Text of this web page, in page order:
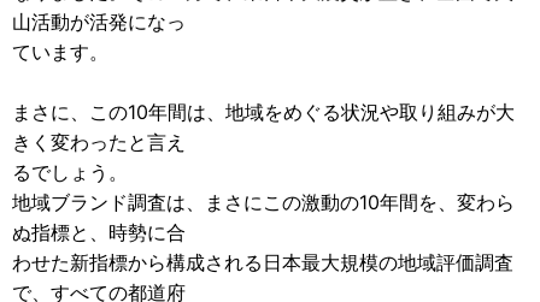
山活動が活発になっ
ています。
まさに、この10年間は、地域をめぐる状況や取り組みが大
きく変わったと言え
るでしょう。
地域ブランド調査は、まさにこの激動の10年間を、変わら
ぬ指標と、時勢に合
わせた新指標から構成される日本最大規模の地域評価調査
で、すべての都道府